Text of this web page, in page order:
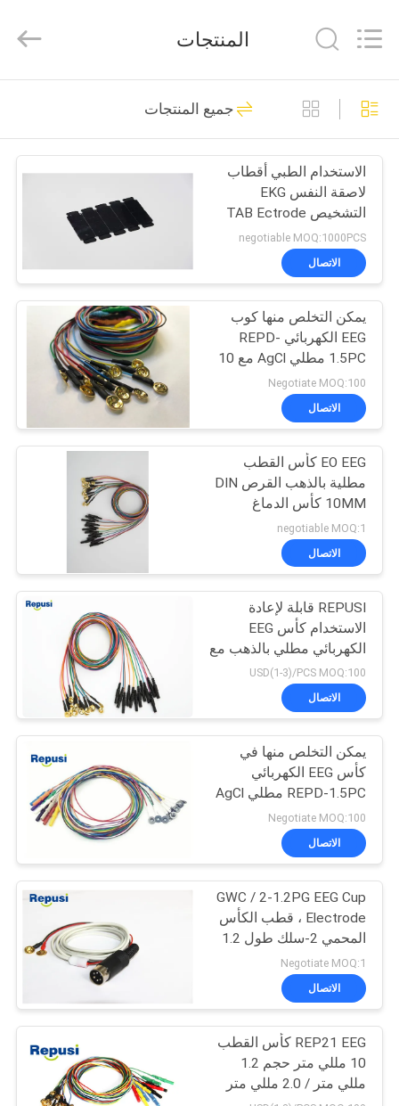
منزل،
بيت
منتجات
معلومات
جولة
المعمل
مراقبة
الجودة
اتصل
أخبار
اطلب
اقتباس
خريطة
الموقع
PRIVACY
POLICY
Electronics
Co.,Ltd..
Reserved.
إبرة متحدة المركز
الكهربائي
12
أقطاب EMG إبرة
17
إبرة متحدة المركز
EMG
23
أقطاب الإبرة تحت
الجلد
18
التحقيق محفز
18
3
المنتجات
جميع المنتجات
الاستخدام الطبي أقطاب
لاصقة النفس EKG
التشخيص TAB Ectrode
negotiable MOQ:1000PCS
الاتصال
يمكن التخلص منها كوب
EEG الكهربائي REPD-
1.5PC مطلي AgCl مع 10
ألوان
Negotiate MOQ:100
الاتصال
EO EEG كأس القطب
مطلية بالذهب القرص DIN
10MM كأس الدماغ
الكهربائي
negotiable MOQ:1
الاتصال
REPUSI قابلة لإعادة
الاستخدام كأس EEG
الكهربائي مطلي بالذهب مع
12 clors
USD(1-3)/PCS MOQ:100
الاتصال
يمكن التخلص منها في
كأس EEG الكهربائي
REPD-1.5PC مطلي AgCl
مع 10 ألوان
Negotiate MOQ:100
الاتصال
GWC / 2-1.2PG EEG Cup
Electrode ، قطب الكأس
المحمي 2-سلك طول 1.2
متر
Negotiate MOQ:1
الاتصال
REP21 EEG كأس القطب
10 مللي متر حجم 1.2
مللي متر / 2.0 مللي متر